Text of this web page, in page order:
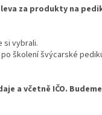
za produkty na
si vybrali.
školení švýcarské
a včetně IČO. Budeme